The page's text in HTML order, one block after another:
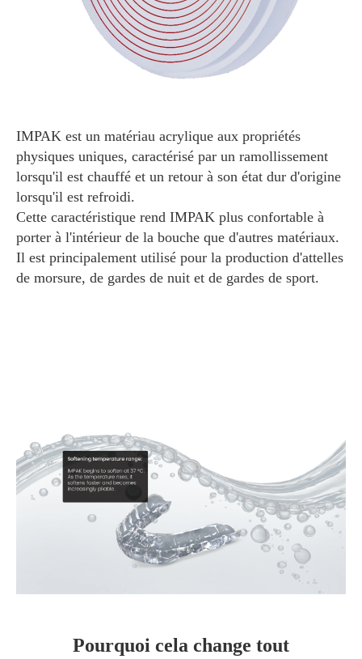
IMPAK est un matériau acrylique aux propriétés
physiques uniques, caractérisé par un ramollissement
lorsqu'il est chauffé et un retour à son état dur d'origine
lorsqu'il est refroidi.
Cette caractéristique rend IMPAK plus confortable à
porter à l'intérieur de la bouche que d'autres matériaux.
Il est principalement utilisé pour la production d'attelles
de morsure, de gardes de nuit et de gardes de sport.
Pourquoi cela change tout